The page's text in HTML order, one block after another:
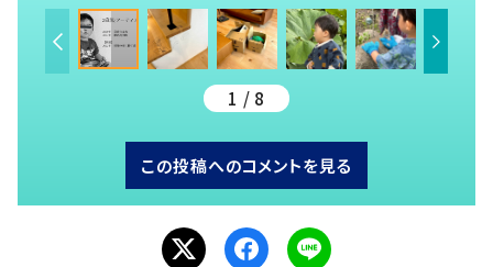
1 / 8
この投稿へのコメントを見る